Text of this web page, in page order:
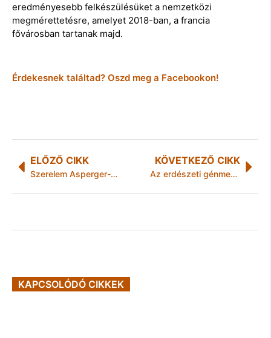
eredményesebb felkészülésüket a nemzetközi
megmérettetésre, amelyet 2018-ban, a francia
fővárosban tartanak majd.
Érdekesnek találtad? Oszd meg a Facebookon!
ELŐZŐ CIKK
Szerelem Asperger-szindrómával
KÖVETKEZŐ CIKK
Az erdészeti génmegőrzés jelene és jövője
KAPCSOLÓDÓ CIKKEK